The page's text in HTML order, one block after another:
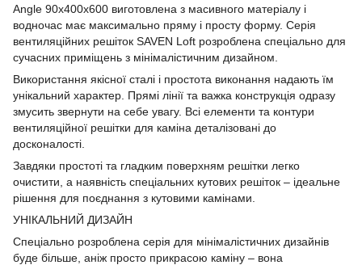
Angle 90х400х600 виготовлена з масивного матеріалу і
водночас має максимально пряму і просту форму. Серія
вентиляційних решіток SAVEN Loft розроблена спеціально для
сучасних приміщень з мінімалістичним дизайном.
Використання якісної сталі і простота виконання надають їм
унікальний характер. Прямі лінії та важка конструкція одразу
змусить звернути на себе увагу. Всі елементи та контури
вентиляційної решітки для каміна деталізовані до
досконалості.
Завдяки простоті та гладким поверхням решітки легко
очистити, а наявність спеціальних кутових решіток – ідеальне
рішення для поєднання з кутовими камінами.
УНІКАЛЬНИЙ ДИЗАЙН
Спеціально розроблена серія для мінімалістичних дизайнів
буде більше, аніж просто прикрасою каміну – вона